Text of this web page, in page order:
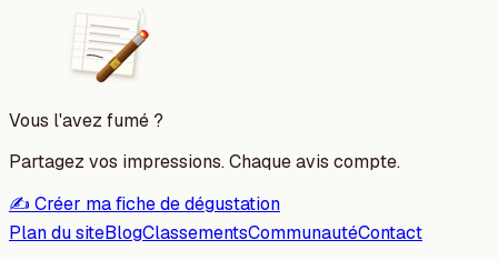
Vous l'avez fumé ?
Partagez vos impressions. Chaque avis compte.
✍️ Créer ma fiche de dégustation
Plan du siteBlogClassementsCommunautéContact